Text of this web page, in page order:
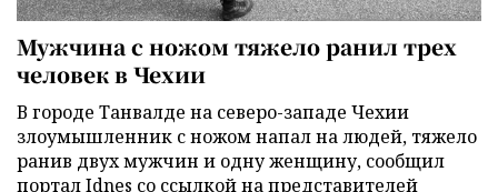
Мужчина с ножом тяжело ранил трех
человек в Чехии
В городе Танвалде на северо-западе Чехии
злоумышленник с ножом напал на людей, тяжело
ранив двух мужчин и одну женщину, сообщил
портал Idnes со ссылкой на представителей